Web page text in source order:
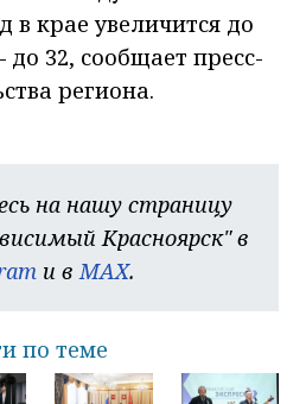
в крае увеличится до
до 32, сообщает пресс-
региона.
на нашу страницу
Красноярск" в
и в MAX.
по теме